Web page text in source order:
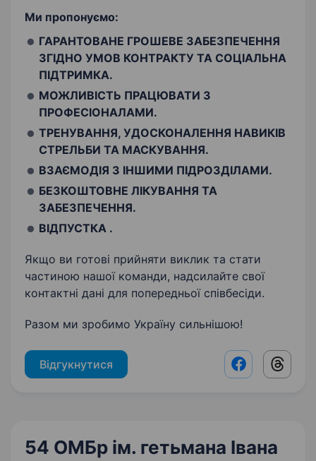
Ми пропонуємо:
ГАРАНТОВАНЕ ГРОШЕВЕ ЗАБЕЗПЕЧЕННЯ
ЗГІДНО УМОВ КОНТРАКТУ ТА СОЦІАЛЬНА
ПІДТРИМКА.
МОЖЛИВІСТЬ ПРАЦЮВАТИ З
ПРОФЕСІОНАЛАМИ.
ТРЕНУВАННЯ, УДОСКОНАЛЕННЯ НАВИКІВ
СТРЕЛЬБИ ТА МАСКУВАННЯ.
ВЗАЄМОДІЯ З ІНШИМИ ПІДРОЗДІЛАМИ.
БЕЗКОШТОВНЕ ЛІКУВАННЯ ТА
ЗАБЕЗПЕЧЕННЯ.
ВІДПУСТКА .
Якщо ви готові прийняти виклик та стати
частиною нашої команди, надсилайте свої
контактні дані для попередньої співбесіди.
Разом ми зробимо Україну сильнішою!
Відгукнутися Facebook
54 ОМБр ім. гетьмана Івана